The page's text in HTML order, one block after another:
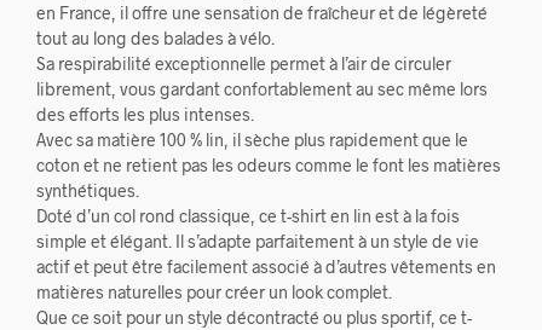
en France, il offre une sensation de fraîcheur et de légèreté
tout au long des balades à vélo.
Sa respirabilité exceptionnelle permet à l’air de circuler
librement, vous gardant confortablement au sec même lors
des efforts les plus intenses.
Avec sa matière 100 % lin, il sèche plus rapidement que le
coton et ne retient pas les odeurs comme le font les matières
synthétiques.
Doté d’un col rond classique, ce t-shirt en lin est à la fois
simple et élégant. Il s’adapte parfaitement à un style de vie
actif et peut être facilement associé à d’autres vêtements en
matières naturelles pour créer un look complet.
Que ce soit pour un style décontracté ou plus sportif, ce t-